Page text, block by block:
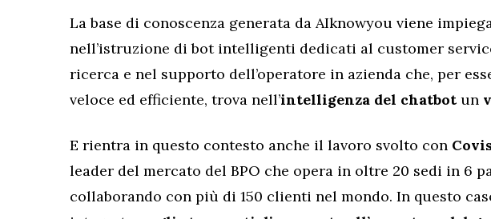
La base di conoscenza generata da AIknowyou viene
nell’istruzione di bot intelligenti dedicati al customer
ricerca e nel supporto dell’operatore in azienda che, per
veloce ed efficiente, trova nell’intelligenza del chatbot un
E rientra in questo contesto anche il lavoro svolto con
leader del mercato del BPO che opera in oltre 20 sedi in 6
collaborando con più di 150 clienti nel mondo. In questo